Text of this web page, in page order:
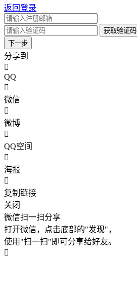
返回登录
获取验证码
下一步
分享到
QQ
微信
微博
QQ空间
海报
复制链接
关闭
微信扫一扫分享
打开微信，点击底部的"发现"，
使用"扫一扫"即可分享给好友。